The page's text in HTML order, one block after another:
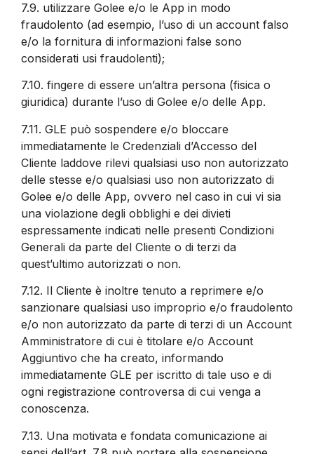
7.9. utilizzare Golee e/o le App in modo
fraudolento (ad esempio, l’uso di un account falso
e/o la fornitura di informazioni false sono
considerati usi fraudolenti);
7.10. fingere di essere un’altra persona (fisica o
giuridica) durante l’uso di Golee e/o delle App.
7.11. GLE può sospendere e/o bloccare
immediatamente le Credenziali d’Accesso del
Cliente laddove rilevi qualsiasi uso non autorizzato
delle stesse e/o qualsiasi uso non autorizzato di
Golee e/o delle App, ovvero nel caso in cui vi sia
una violazione degli obblighi e dei divieti
espressamente indicati nelle presenti Condizioni
Generali da parte del Cliente o di terzi da
quest’ultimo autorizzati o non.
7.12. Il Cliente è inoltre tenuto a reprimere e/o
sanzionare qualsiasi uso improprio e/o fraudolento
e/o non autorizzato da parte di terzi di un Account
Amministratore di cui è titolare e/o Account
Aggiuntivo che ha creato, informando
immediatamente GLE per iscritto di tale uso e di
ogni registrazione controversa di cui venga a
conoscenza.
7.13. Una motivata e fondata comunicazione ai